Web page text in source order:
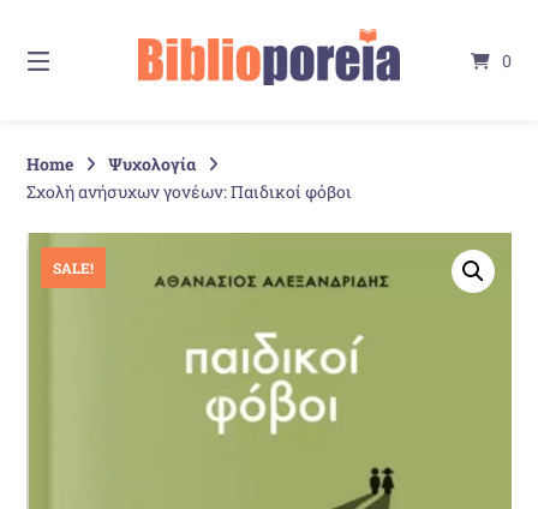
Inhalt
0
Home
Ψυχολογία
Σχολή ανήσυχων γονέων: Παιδικοί φόβοι
SALE!